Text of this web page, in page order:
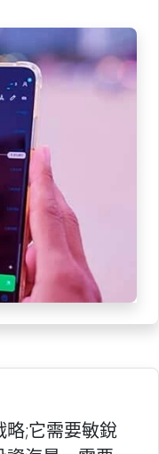
;它需要敏銳